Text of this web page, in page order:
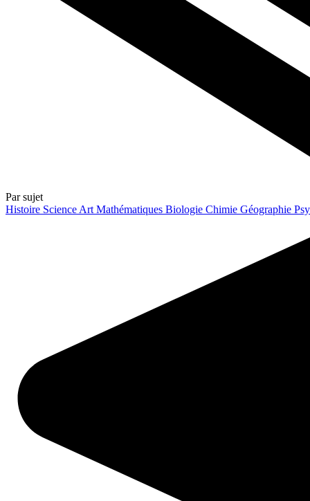
Par sujet
Histoire Science Art Mathématiques Biologie Chimie Géographie